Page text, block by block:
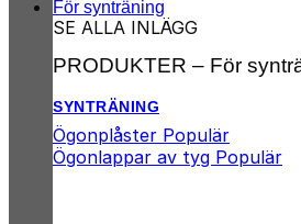
SE ALLA INLÄGG
För synträning
PRODUKTER – För
SYNTRÄNING
Ögonplåster
Ögonlappar av tyg